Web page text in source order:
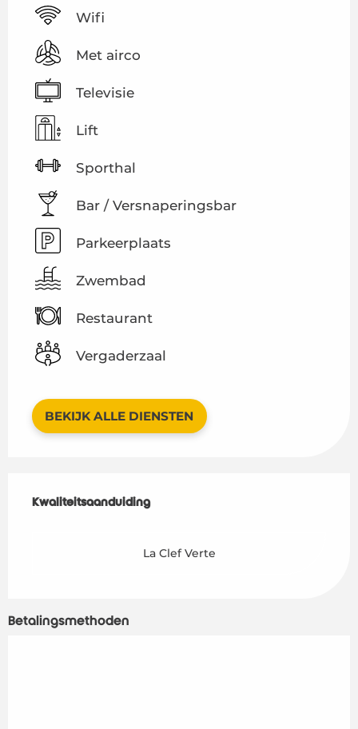
Wifi
Met airco
Televisie
Lift
Sporthal
Bar / Versnaperingsbar
Parkeerplaats
Zwembad
Restaurant
Vergaderzaal
BEKIJK ALLE DIENSTEN
Kwaliteitsaanduiding
Kwaliteitsaanduiding
La Clef Verte
Betalingsmethoden